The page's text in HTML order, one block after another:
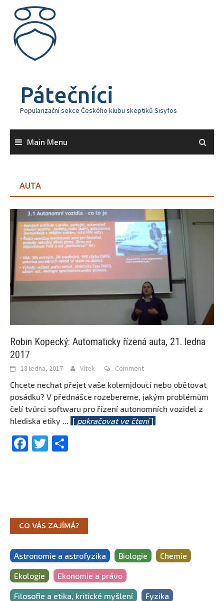
content
Pátečníci
Popularizační sekce Českého klubu skeptiků Sisyfos
Main Menu
AUTA
Robin Kopecký: Automaticky řízená auta, 21. ledna
2017
18 ledna, 2017 Vítek Comment
Chcete nechat přejet vaše kolemjdoucí nebo obětovat
posádku? V přednášce rozebereme, jakým problémům
čelí tvůrci softwaru pro řízení autonomních vozidel z
hlediska etiky ... [ pokračovat ve čtení]
Facebook
Twitter
CO VÁS ZAJÍMÁ?
Astronomie a astrofyzika Biologie Chemie
Ekologie Ekonomie a právo
Filosofie a etika, kritické myšlení Fyzika